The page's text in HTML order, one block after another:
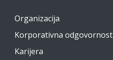
Organizacija
Korporativna odgovornost
Karijera